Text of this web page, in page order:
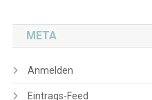
META
Anmelden
Eintrags-Feed